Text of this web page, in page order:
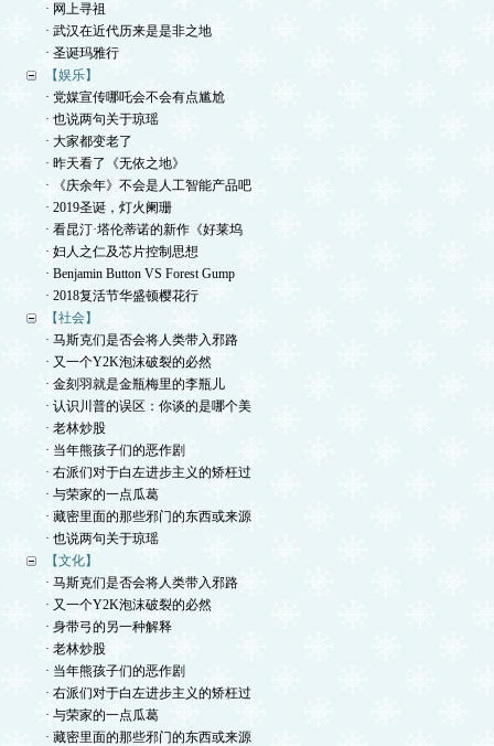
· 网上寻祖
· 武汉在近代历来是是非之地
· 圣诞玛雅行
【娱乐】
· 党媒宣传哪吒会不会有点尴尬
· 也说两句关于琼瑶
· 大家都变老了
· 昨天看了《无依之地》
· 《庆余年》不会是人工智能产品吧
· 2019圣诞，灯火阑珊
· 看昆汀·塔伦蒂诺的新作《好莱坞
· 妇人之仁及芯片控制思想
· Benjamin Button VS Forest Gump
· 2018复活节华盛顿樱花行
【社会】
· 马斯克们是否会将人类带入邪路
· 又一个Y2K泡沫破裂的必然
· 金刻羽就是金瓶梅里的李瓶儿
· 认识川普的误区：你谈的是哪个美
· 老林炒股
· 当年熊孩子们的恶作剧
· 右派们对于白左进步主义的矫枉过
· 与荣家的一点瓜葛
· 藏密里面的那些邪门的东西或来源
· 也说两句关于琼瑶
【文化】
· 马斯克们是否会将人类带入邪路
· 又一个Y2K泡沫破裂的必然
· 身带弓的另一种解释
· 老林炒股
· 当年熊孩子们的恶作剧
· 右派们对于白左进步主义的矫枉过
· 与荣家的一点瓜葛
· 藏密里面的那些邪门的东西或来源